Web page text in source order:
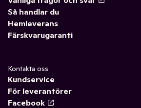
Så handlar du
Hemleverans
Färskvarugaranti
Kontakta oss
Kundservice
För leverantörer
Facebook